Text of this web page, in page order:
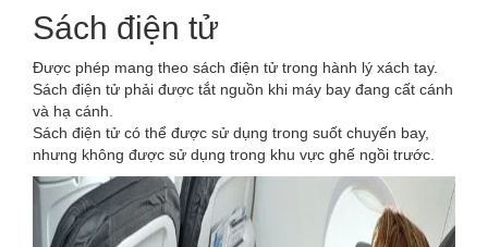
Sách điện tử
Được phép mang theo sách điện tử trong hành lý xách tay.
Sách điện tử phải được tắt nguồn khi máy bay đang cất cánh
và hạ cánh.
Sách điện tử có thể được sử dụng trong suốt chuyến bay,
nhưng không được sử dụng trong khu vực ghế ngồi trước.